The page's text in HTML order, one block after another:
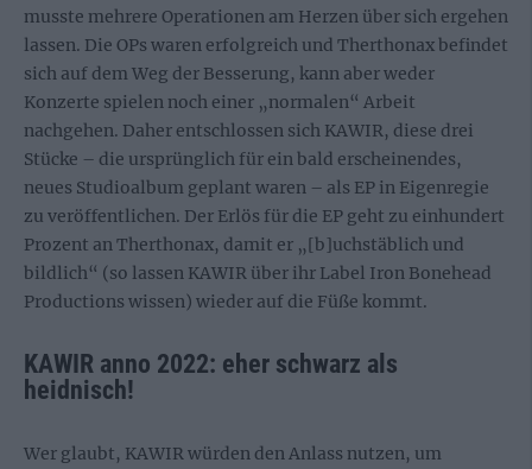
musste mehrere Operationen am Herzen über sich ergehen
lassen. Die OPs waren erfolgreich und Therthonax befindet
sich auf dem Weg der Besserung, kann aber weder
Konzerte spielen noch einer „normalen“ Arbeit
nachgehen. Daher entschlossen sich KAWIR, diese drei
Stücke – die ursprünglich für ein bald erscheinendes,
neues Studioalbum geplant waren – als EP in Eigenregie
zu veröffentlichen. Der Erlös für die EP geht zu einhundert
Prozent an Therthonax, damit er „[b]uchstäblich und
bildlich“ (so lassen KAWIR über ihr Label Iron Bonehead
Productions wissen) wieder auf die Füße kommt.
KAWIR anno 2022: eher schwarz als
heidnisch!
Wer glaubt, KAWIR würden den Anlass nutzen, um